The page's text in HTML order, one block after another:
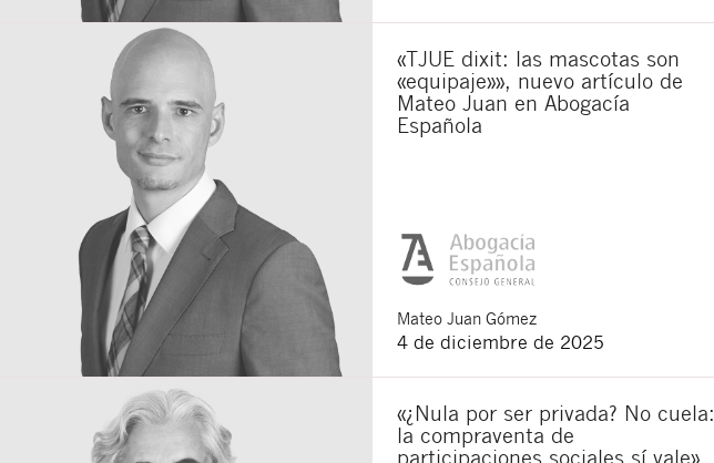
«TJUE dixit: las mascotas son
«equipaje»», nuevo artículo de
Mateo Juan en Abogacía
Española
Mateo Juan Gómez
4 de diciembre de 2025
«¿Nula por ser privada? No cuela:
la compraventa de
participaciones sociales sí vale»,